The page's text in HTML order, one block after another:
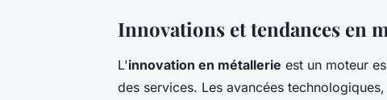
Innovations et tendances en
L'innovation en métallerie est un moteur
des services. Les avancées